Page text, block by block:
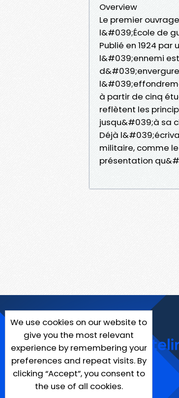
Overview
Le premier
l&#039;École de
Publié en 1924 par
l&#039;ennemi
à partir de cinq
reflètent les
jusqu&#039;à sa
Déjà
militaire, comme
présentation
We use cookies on our website to
give you the most relevant
experience by remembering your
preferences and repeat visits. By
clicking “Accept”, you consent to
the use of all cookies.